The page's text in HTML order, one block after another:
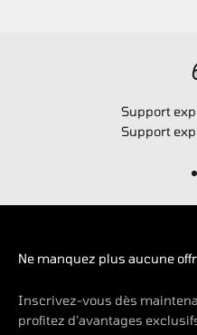
Support
Support
Ne manquez plus aucune
Inscrivez-vous dès
profitez d’avantages